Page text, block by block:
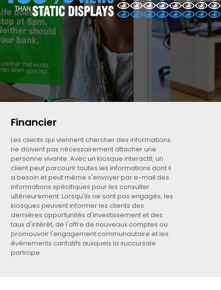
Financier
Les clients qui viennent chercher des informations
ne doivent pas nécessairement attacher une
personne vivante. Avec un kiosque interactif, un
client peut parcourir toutes les informations dont il
a besoin et peut même s'envoyer par e-mail des
informations spécifiques pour les consulter
ultérieurement. Lorsqu'ils ne sont pas engagés, les
kiosques peuvent informer les clients des
dernières opportunités d'investissement et des
taux d'intérêt, de l'offre de nouveaux comptes ou
promouvoir l'engagement communautaire et les
événements caritatifs auxquels la succursale
participe.